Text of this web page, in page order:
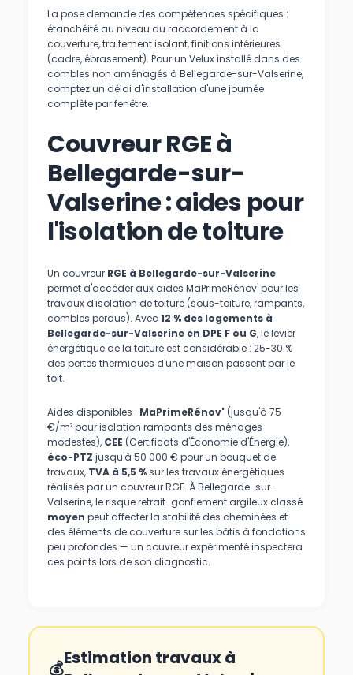
La pose demande des compétences spécifiques :
étanchéité au niveau du raccordement à la
couverture, traitement isolant, finitions intérieures
(cadre, ébrasement). Pour un Velux installé dans des
combles non aménagés à Bellegarde-sur-Valserine,
comptez un délai d'installation d'une journée
complète par fenêtre.
Couvreur RGE à
Bellegarde-sur-
Valserine : aides pour
l'isolation de toiture
Un couvreur RGE à Bellegarde-sur-Valserine
permet d'accéder aux aides MaPrimeRénov' pour les
travaux d'isolation de toiture (sous-toiture, rampants,
combles perdus). Avec 12 % des logements à
Bellegarde-sur-Valserine en DPE F ou G, le levier
énergétique de la toiture est considérable : 25-30 %
des pertes thermiques d'une maison passent par le
toit.
Aides disponibles : MaPrimeRénov' (jusqu'à 75
€/m² pour isolation rampants des ménages
modestes), CEE (Certificats d'Économie d'Énergie),
éco-PTZ jusqu'à 50 000 € pour un bouquet de
travaux, TVA à 5,5 %sur les travaux énergétiques
réalisés par un couvreur RGE. À Bellegarde-sur-
Valserine, le risque retrait-gonflement argileux classé
moyen peut affecter la stabilité des cheminées et
des éléments de couverture sur les bâtis à fondations
peu profondes — un couvreur expérimenté inspectera
ces points lors de son diagnostic.
💰Estimation travaux à